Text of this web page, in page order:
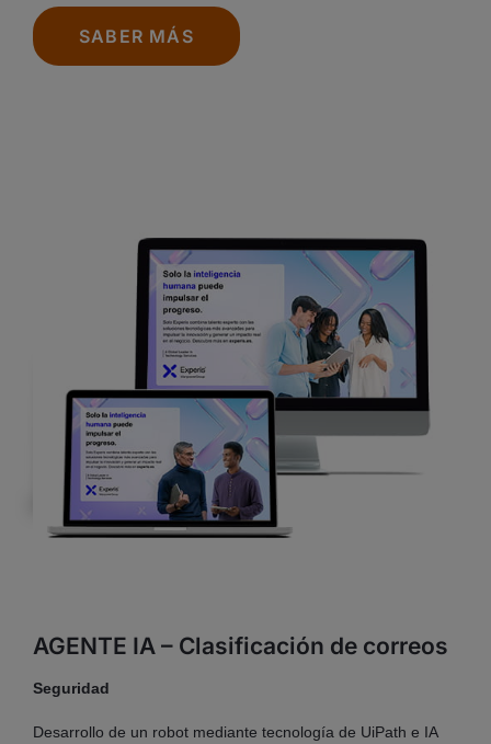
SABER MÁS
AGENTE IA – Clasificación de correos
Seguridad
Desarrollo de un robot mediante tecnología de UiPath e IA